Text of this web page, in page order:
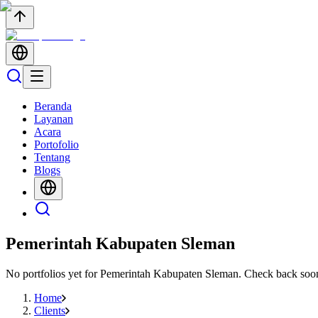
Beranda
Layanan
Acara
Portofolio
Tentang
Blogs
Pemerintah Kabupaten Sleman
No portfolios yet forPemerintah Kabupaten Sleman. Check back
Home
Clients